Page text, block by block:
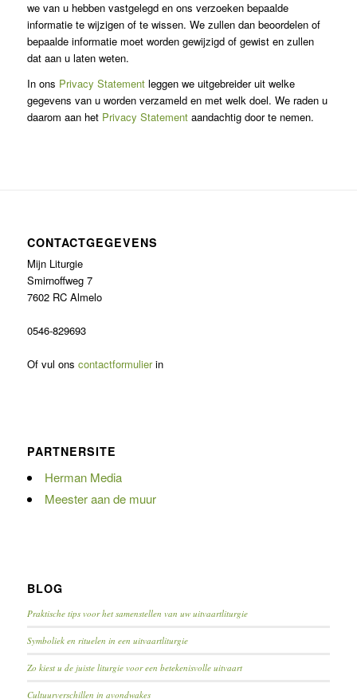
we van u hebben vastgelegd en ons verzoeken bepaalde
informatie te wijzigen of te wissen. We zullen dan beoordelen of
bepaalde informatie moet worden gewijzigd of gewist en zullen
dat aan u laten weten.
In ons Privacy Statementleggen we uitgebreider uit welke
gegevens van u worden verzameld en met welk doel. We raden u
daarom aan het Privacy Statementaandachtig door te nemen.
CONTACTGEGEVENS
Mijn Liturgie
Smirnoffweg 7
7602 RC Almelo
0546-829693
Of vul ons contactformulierin
PARTNERSITE
Herman Media
Meester aan de muur
BLOG
Praktische tips voor het samenstellen van uw uitvaartliturgie
Symboliek en rituelen in een uitvaartliturgie
Zo kiest u de juiste liturgie voor een betekenisvolle uitvaart
Cultuurverschillen in avondwakes